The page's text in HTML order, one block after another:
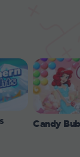
Candy